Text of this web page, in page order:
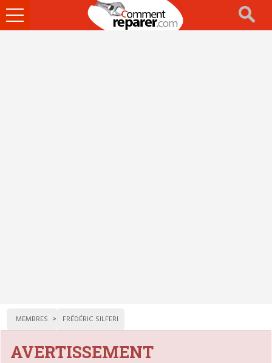
Ouvrir
le
MEMBRES FRÉDÉRIC SILFERI
AVERTISSEMENT